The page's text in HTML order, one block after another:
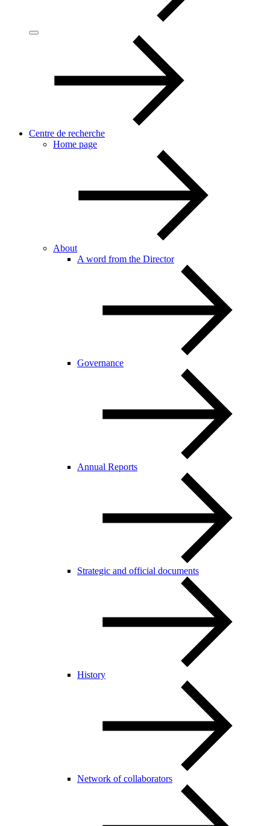
Centre de recherche
Home page
About
A word from the Director
Governance
Annual Reports
Strategic and official documents
History
Network of collaborators